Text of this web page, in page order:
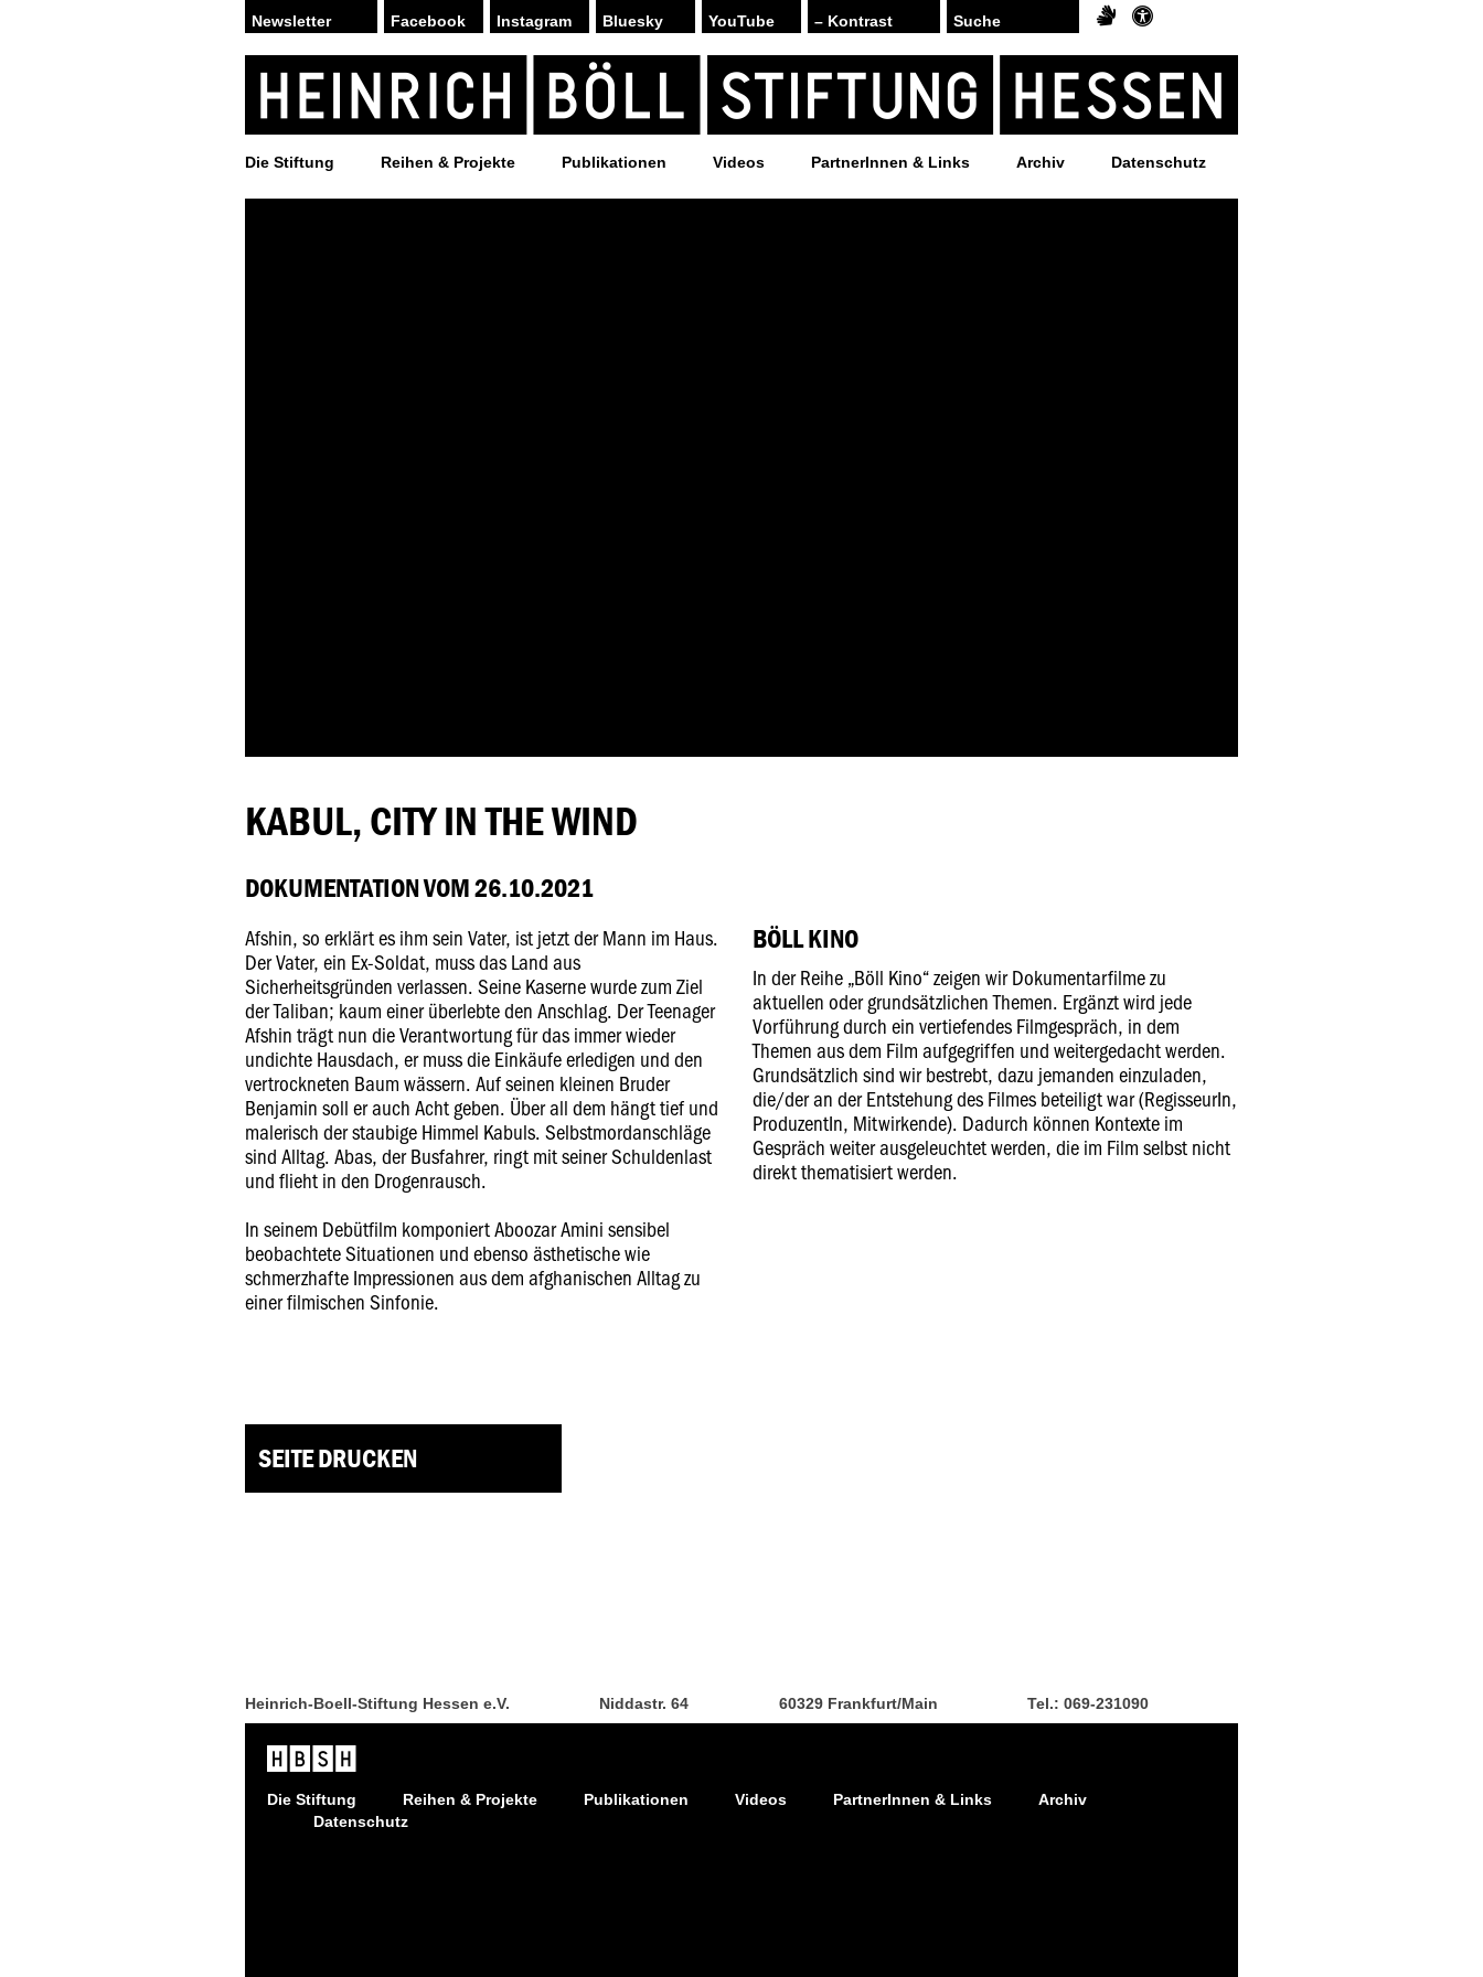
Facebook Instagram Bluesky YouTube – Kontrast
Die Stiftung Reihen & Projekte Publikationen Videos PartnerInnen & Links Archiv Datenschutz
KABUL, CITY IN THE WIND
DOKUMENTATION VOM 26.10.2021
Afshin, so erklärt es ihm sein Vater, ist jetzt der Mann im Haus.
Der Vater, ein Ex-Soldat, muss das Land aus
Sicherheitsgründen verlassen. Seine Kaserne wurde zum Ziel
der Taliban; kaum einer überlebte den Anschlag. Der Teenager
Afshin trägt nun die Verantwortung für das immer wieder
undichte Hausdach, er muss die Einkäufe erledigen und den
vertrockneten Baum wässern. Auf seinen kleinen Bruder
Benjamin soll er auch Acht geben. Über all dem hängt tief und
malerisch der staubige Himmel Kabuls. Selbstmordanschläge
sind Alltag. Abas, der Busfahrer, ringt mit seiner Schuldenlast
und flieht in den Drogenrausch.
In seinem Debütfilm komponiert Aboozar Amini sensibel
beobachtete Situationen und ebenso ästhetische wie
schmerzhafte Impressionen aus dem afghanischen Alltag zu
einer filmischen Sinfonie.
BÖLL KINO
In der Reihe „Böll Kino“ zeigen wir Dokumentarfilme zu
aktuellen oder grundsätzlichen Themen. Ergänzt wird jede
Vorführung durch ein vertiefendes Filmgespräch, in dem
Themen aus dem Film aufgegriffen und weitergedacht werden.
Grundsätzlich sind wir bestrebt, dazu jemanden einzuladen,
die/der an der Entstehung des Filmes beteiligt war (RegisseurIn,
ProduzentIn, Mitwirkende). Dadurch können Kontexte im
Gespräch weiter ausgeleuchtet werden, die im Film selbst nicht
direkt thematisiert werden.
SEITE DRUCKEN
Heinrich-Boell-Stiftung Hessen e.V. Niddastr. 64 60329 Frankfurt/Main Tel.: 069-231090
Die Stiftung Reihen & Projekte Publikationen Videos PartnerInnen & Links
Archiv
Datenschutz